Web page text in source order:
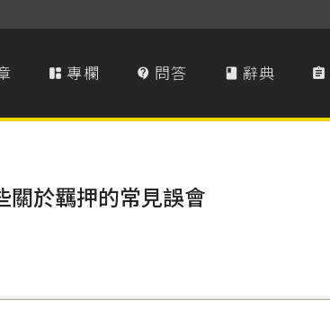
 專欄  問答  辭典 
關於羈押的常見誤會